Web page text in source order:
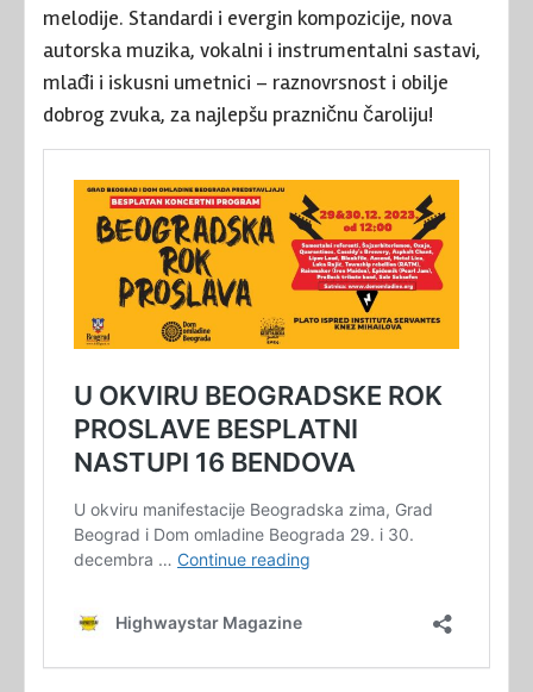
melodije. Standardi i evergin kompozicije, nova
autorska muzika, vokalni i instrumentalni sastavi,
mlađi i iskusni umetnici – raznovrsnost i obilje
dobrog zvuka, za najlepšu prazničnu čaroliju!